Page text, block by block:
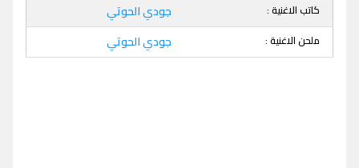
كاتب الاغنية : جودي الحوتي
ملحن الاغنية : جودي الحوتي